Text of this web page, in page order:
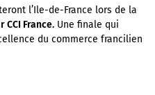
l’Ile-de-France lors de la
France. Une finale qui
du commerce francilien